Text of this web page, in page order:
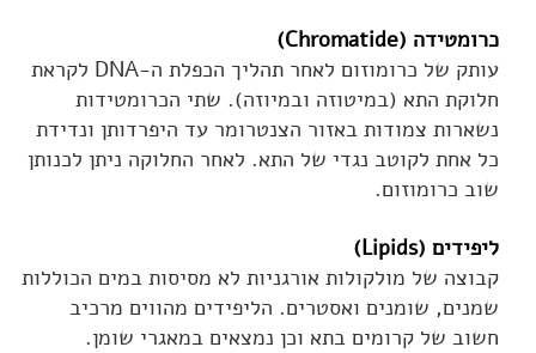
כרומטידה (Chromatide)
עותק של כרומוזום לאחר תהליך הכפלת ה-DNA לקראת
חלוקת התא (במיטוזה ובמיוזה). שתי הכרומטידות
נשארות צמודות באזור הצנטרומר עד היפרדותן ונדידת
כל אחת לקוטב נגדי של התא. לאחר החלוקה ניתן לכנותן
שוב כרומוזום.
ליפידים (Lipids)
קבוצה של מולקולות אורגניות לא מסיסות במים הכוללות
שמנים, שומנים ואסטרים. הליפידים מהווים מרכיב
חשוב של קרומים בתא וכן נמצאים במאגרי שומן.